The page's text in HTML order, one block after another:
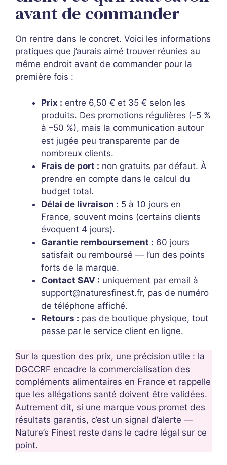
avant de commander
On rentre dans le concret. Voici les informations
pratiques que j’aurais aimé trouver réunies au
même endroit avant de commander pour la
première fois :
Prix : entre 6,50 € et 35 € selon les
produits. Des promotions régulières (–5 %
à –50 %), mais la communication autour
est jugée peu transparente par de
nombreux clients.
Frais de port : non gratuits par défaut. À
prendre en compte dans le calcul du
budget total.
Délai de livraison : 5 à 10 jours en
France, souvent moins (certains clients
évoquent 4 jours).
Garantie remboursement : 60 jours
satisfait ou remboursé — l’un des points
forts de la marque.
Contact SAV : uniquement par email à
support@naturesfinest.fr, pas de numéro
de téléphone affiché.
Retours : pas de boutique physique, tout
passe par le service client en ligne.
Sur la question des prix, une précision utile : la
DGCCRF encadre la commercialisation des
compléments alimentaires en France et rappelle
que les allégations santé doivent être validées.
Autrement dit, si une marque vous promet des
résultats garantis, c’est un signal d’alerte —
Nature’s Finest reste dans le cadre légal sur ce
point.